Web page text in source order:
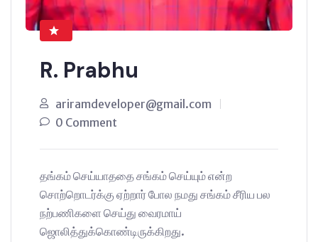
R. Prabhu
ariramdeveloper@gmail.com
0 Comment
தங்கம் செய்யாததை சங்கம் செய்யும் என்ற
சொற்றொடர்க்கு ஏற்றார் போல நமது சங்கம் சீரிய பல
நற்பணிகளை செய்து வைரமாய்
ஜொலித்துக்கொண்டிருக்கிறது.